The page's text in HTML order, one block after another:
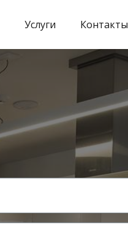
Услуги Контакты